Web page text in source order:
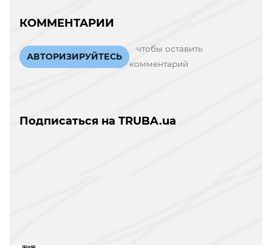
КОММЕНТАРИИ
АВТОРИЗИРУЙТЕСЬ
чтобы оставить
комментарий
Подписаться на TRUBA.ua